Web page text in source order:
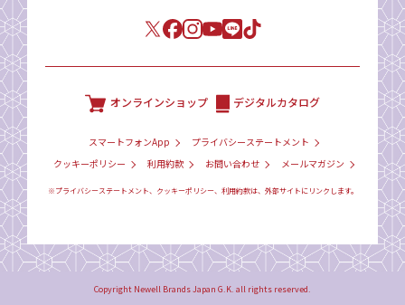
オンラインショップ デジタルカタログ
スマートフォンApp
プライバシーステートメント
クッキーポリシー
利用約款 お問い合わせ メールマガジン
※プライバシーステートメント、クッキーポリシー、利用約款は、外部サイトにリンクします。
Copyright Newell Brands Japan G.K. all rights reserved.